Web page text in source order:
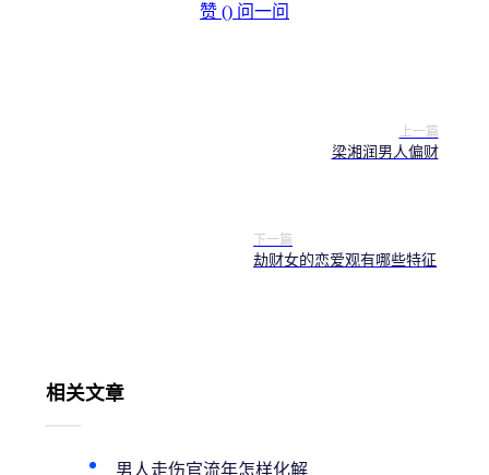
赞 () 问一问
上一篇
梁湘润男人偏财
下一篇
劫财女的恋爱观有哪些特征
相关文章
男人走伤官流年怎样化解